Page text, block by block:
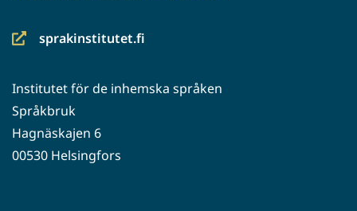
sprakinstitutet.fi
(siirryt
palveluun)
Institutet för de inhemska språken
Språkbruk
Hagnäskajen 6
00530 Helsingfors